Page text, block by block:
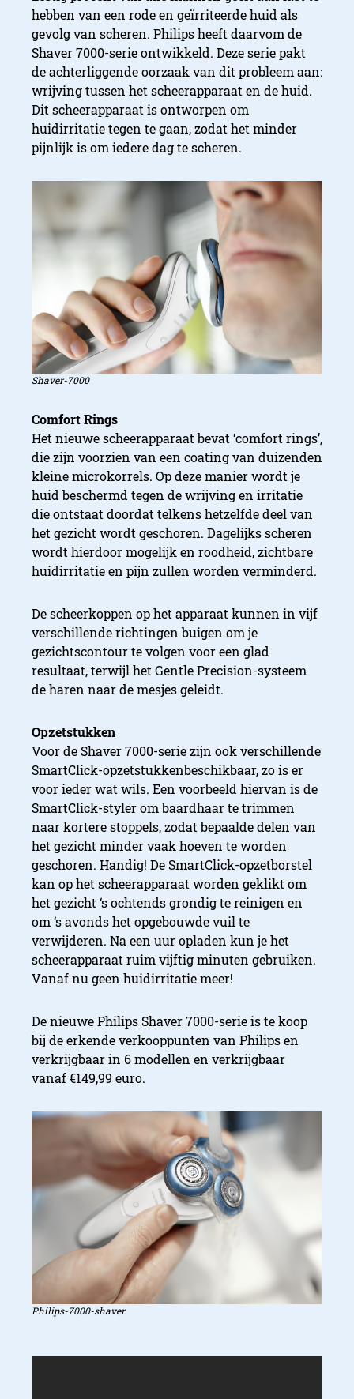
hebben van een rode en geïrriteerde huid als
gevolg van scheren. Philips heeft daarvom de
Shaver 7000-serie ontwikkeld. Deze serie pakt
de achterliggende oorzaak van dit probleem aan:
wrijving tussen het scheerapparaat en de huid.
Dit scheerapparaat is ontworpen om
huidirritatie tegen te gaan, zodat het minder
pijnlijk is om iedere dag te scheren.
Shaver-7000
Comfort Rings
Het nieuwe scheerapparaat bevat ‘comfort rings’,
die zijn voorzien van een coating van duizenden
kleine microkorrels. Op deze manier wordt je
huid beschermd tegen de wrijving en irritatie
die ontstaat doordat telkens hetzelfde deel van
het gezicht wordt geschoren. Dagelijks scheren
wordt hierdoor mogelijk en roodheid, zichtbare
huidirritatie en pijn zullen worden verminderd.
De scheerkoppen op het apparaat kunnen in vijf
verschillende richtingen buigen om je
gezichtscontour te volgen voor een glad
resultaat, terwijl het Gentle Precision-systeem
de haren naar de mesjes geleidt.
Opzetstukken
Voor de Shaver 7000-serie zijn ook verschillende
SmartClick-opzetstukkenbeschikbaar, zo is er
voor ieder wat wils. Een voorbeeld hiervan is de
SmartClick-styler om baardhaar te trimmen
naar kortere stoppels, zodat bepaalde delen van
het gezicht minder vaak hoeven te worden
geschoren. Handig! De SmartClick-opzetborstel
kan op het scheerapparaat worden geklikt om
het gezicht ‘s ochtends grondig te reinigen en
om ‘s avonds het opgebouwde vuil te
verwijderen. Na een uur opladen kun je het
scheerapparaat ruim vijftig minuten gebruiken.
Vanaf nu geen huidirritatie meer!
De nieuwe Philips Shaver 7000-serie is te koop
bij de erkende verkooppunten van Philips en
verkrijgbaar in 6 modellen en verkrijgbaar
vanaf €149,99 euro.
Philips-7000-shaver